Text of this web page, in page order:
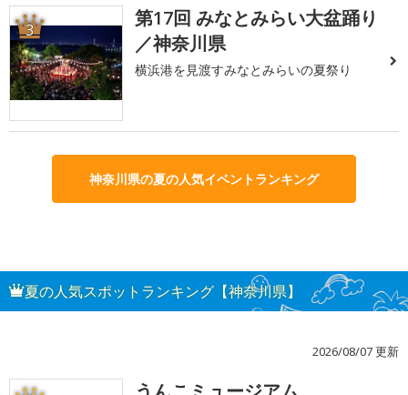
3
第17回 みなとみらい大盆踊り
／神奈川県
横浜港を見渡すみなとみらいの夏祭り
神奈川県の夏の人気イベントランキング
夏の人気スポットランキング【神奈川県】
2026/08/07 更新